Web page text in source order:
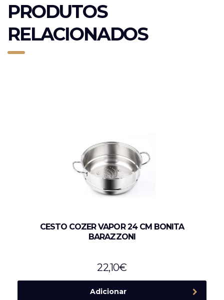
PRODUTOS
RELACIONADOS
CESTO COZER VAPOR 24 CM BONITA
BARAZZONI
22,10€
Adicionar